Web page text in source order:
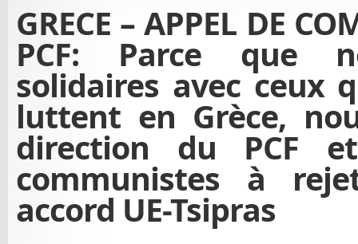
GRECE – APPEL DE
PCF: Parce que
solidaires avec ceux
luttent en Grèce,
direction du PCF
communistes à
accord UE-Tsipras